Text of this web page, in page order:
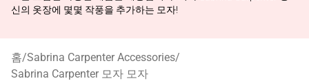
신의 옷장에 몇몇 작풍을 추가하는 모자!
홈/Sabrina Carpenter Accessories/
Sabrina Carpenter 모자 모자